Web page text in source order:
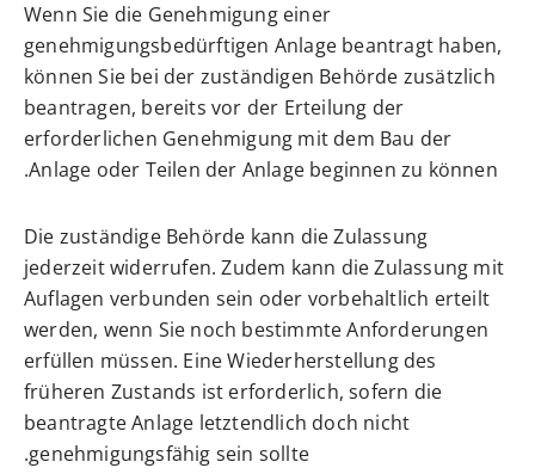
Wenn Sie die Genehmigung einer
genehmigungsbedürftigen Anlage beantragt haben,
können Sie bei der zuständigen Behörde zusätzlich
beantragen, bereits vor der Erteilung der
erforderlichen Genehmigung mit dem Bau der
Anlage oder Teilen der Anlage beginnen zu können.
Die zuständige Behörde kann die Zulassung
jederzeit widerrufen. Zudem kann die Zulassung mit
Auflagen verbunden sein oder vorbehaltlich erteilt
werden, wenn Sie noch bestimmte Anforderungen
erfüllen müssen. Eine Wiederherstellung des
früheren Zustands ist erforderlich, sofern die
beantragte Anlage letztendlich doch nicht
genehmigungsfähig sein sollte.